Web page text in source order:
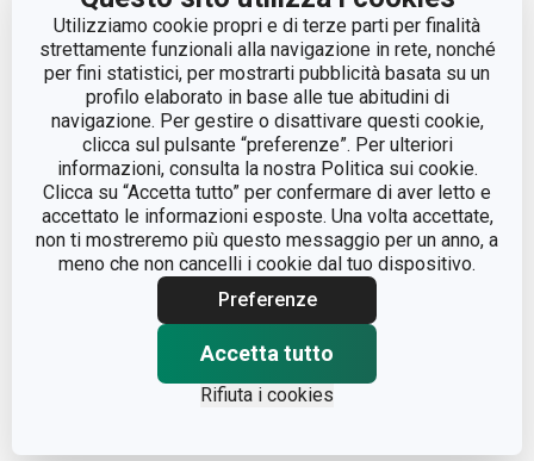
Utilizziamo cookie propri e di terze parti per finalità
strettamente funzionali alla navigazione in rete, nonché
per fini statistici, per mostrarti pubblicità basata su un
profilo elaborato in base alle tue abitudini di
navigazione. Per gestire o disattivare questi cookie,
clicca sul pulsante “preferenze”. Per ulteriori
informazioni, consulta la nostra Politica sui cookie.
Clicca su “Accetta tutto” per confermare di aver letto e
accettato le informazioni esposte. Una volta accettate,
non ti mostreremo più questo messaggio per un anno, a
meno che non cancelli i cookie dal tuo dispositivo.
Preferenze
Accetta tutto
Rifiuta i cookies
CATEGORIA
utensili da
cucina
LINEA DI PRODOTTO SPACE TONE
MATERIALE nylon
TIPO schiumarola
LAVAGGIO IN LAVASTOVIGLIE